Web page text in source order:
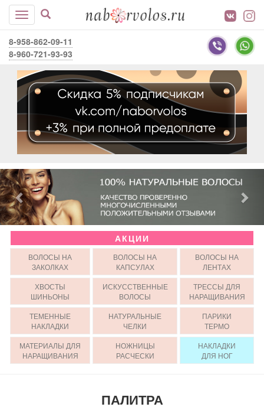
8-958-862-09-11
8-960-721-93-93
АКЦИИ
ВОЛОСЫ НА
ЗАКОЛКАХ
ВОЛОСЫ НА
КАПСУЛАХ
ВОЛОСЫ НА
ЛЕНТАХ
ХВОСТЫ
ШИНЬОНЫ
ИСКУССТВЕННЫЕ
ВОЛОСЫ
ТРЕССЫ ДЛЯ
НАРАЩИВАНИЯ
ТЕМЕННЫЕ
НАКЛАДКИ
НАТУРАЛЬНЫЕ
ЧЕЛКИ
ПАРИКИ
ТЕРМО
МАТЕРИАЛЫ ДЛЯ
НАРАЩИВАНИЯ
НОЖНИЦЫ
РАСЧЕСКИ
НАКЛАДКИ
ДЛЯ НОГ
ПАЛИТРА